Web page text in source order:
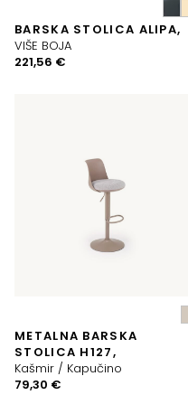
BARSKA STOLICA ALIPA,
VIŠE BOJA
221,56 €
METALNA BARSKA
STOLICA H127,
Kašmir / Kapučino
79,30 €